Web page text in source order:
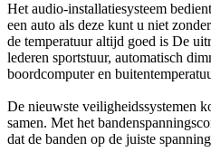
Het audio-installatiesysteem
een auto als deze kunt u niet
de temperatuur altijd goed is De
lederen sportstuur, automatisch
boordcomputer en
De nieuwste veiligheidssystemen
samen. Met het
dat de banden op de juiste